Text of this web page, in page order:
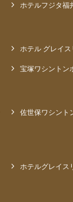
ホテルフジタ福
ホテル グレイ
宝塚ワシントン
佐世保ワシント
ホテルグレイス